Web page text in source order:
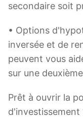
secondaire soit
• Options
inversée et de
peuvent vous
sur une
Prêt à ouvrir la